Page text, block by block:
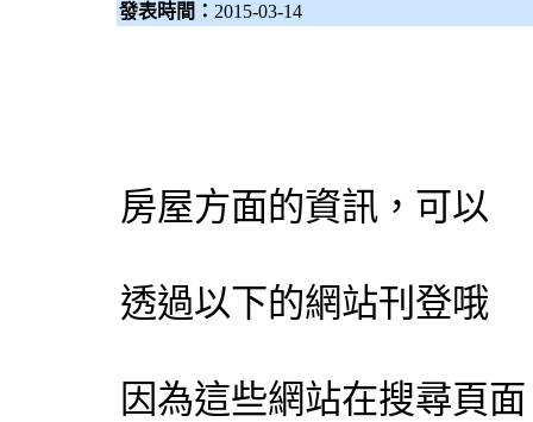
發表時間： 2015-03-14
房屋方面的資訊，可以
透過以下的網站刊登哦
因為這些網站在搜尋頁面